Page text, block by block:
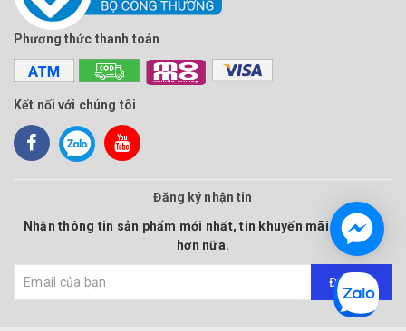
Phương thức thanh toán
Kết nối với chúng tôi
Đăng ký nhận tin
Nhận thông tin sản phẩm mới nhất, tin khuyến mãi và nhiều
hơn nữa.
Đăng ký